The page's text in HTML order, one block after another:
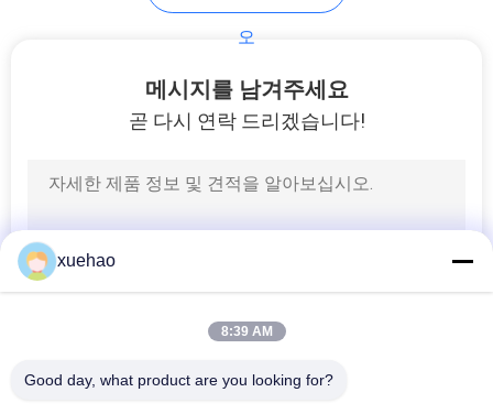
탄소 강 단조
증기 터빈 회전자 위
조
오
메시지를 남겨주세요
곧 다시 연락 드리겠습니다!
xuehao
8:39 AM
Good day, what product are you looking for?